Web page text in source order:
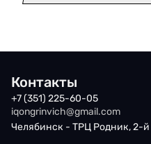
Контакты
+7 (351) 225-60-05
iqongrinvich@gmail.com
Челябинск - ТРЦ Родник, 2-